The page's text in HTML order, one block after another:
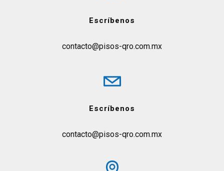
Escríbenos
contacto@pisos-qro.com.mx
Escríbenos
contacto@pisos-qro.com.mx